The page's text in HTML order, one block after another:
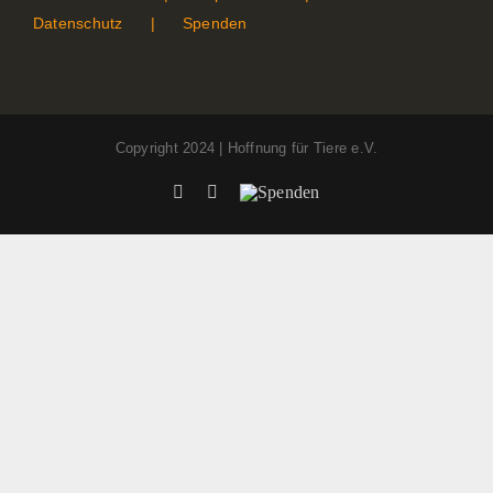
Datenschutz
Spenden
Copyright 2024 | Hoffnung für Tiere e.V.
FacebookInstagram
Spenden